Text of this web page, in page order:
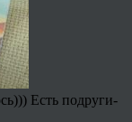
Есть подруги-